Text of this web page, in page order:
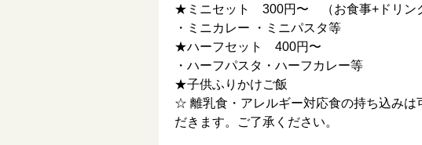
★ミニセット 300円〜 （お食事+ドリン
・ミニカレー ・ミニパスタ等
★ハーフセット 400円〜
・ハーフパスタ・ハーフカレー等
★子供ふりかけご飯
☆ 離乳食・アレルギー対応食の持ち込みは
だきます。ご了承ください。